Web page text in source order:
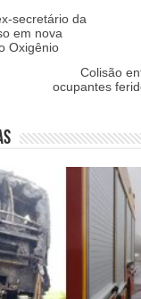
secretário da
em nova
Oxigênio
Colisão
ocupantes